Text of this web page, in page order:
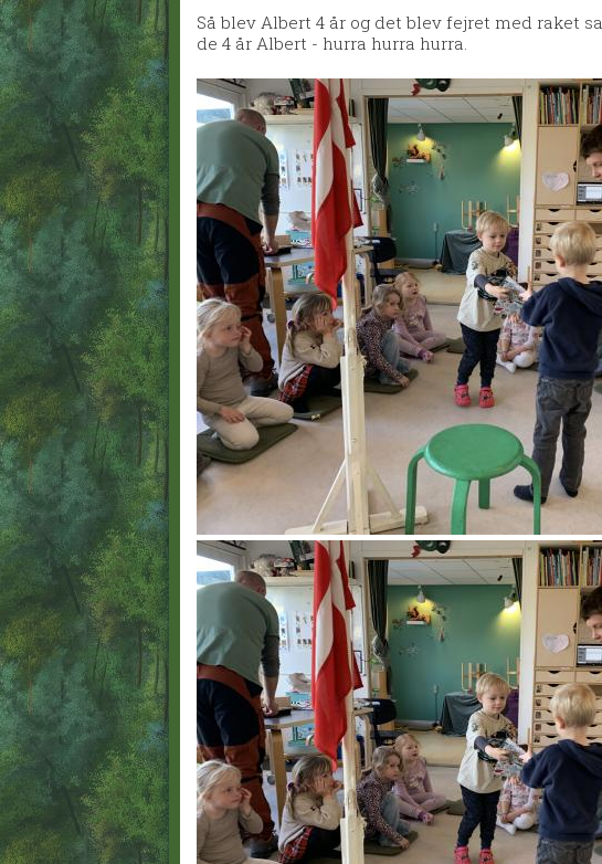
Så blev Albert 4 år og det blev fejret med raket
de 4 år Albert - hurra hurra hurra.